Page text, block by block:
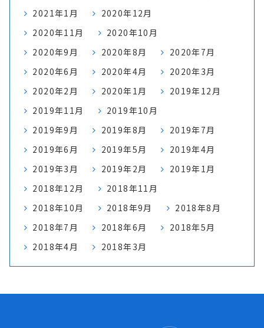
2021年1月
2020年12月
2020年11月
2020年10月
2020年9月
2020年8月
2020年7月
2020年6月
2020年4月
2020年3月
2020年2月
2020年1月
2019年12月
2019年11月
2019年10月
2019年9月
2019年8月
2019年7月
2019年6月
2019年5月
2019年4月
2019年3月
2019年2月
2019年1月
2018年12月
2018年11月
2018年10月
2018年9月
2018年8月
2018年7月
2018年6月
2018年5月
2018年4月
2018年3月